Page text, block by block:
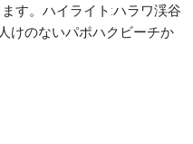
す。ハイライト:ハラワ渓谷
けのないパポハクビーチか